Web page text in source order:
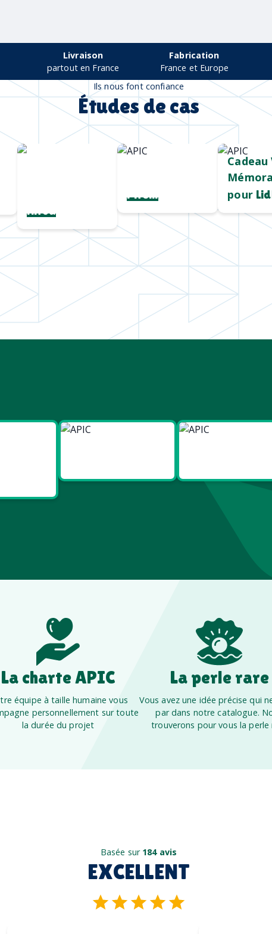
Livraison
partout en France
Fabrication
France et Europe
Ils nous font confiance
Études de cas
Hiroa
Pirelli
Cadeau
pour
La charte APIC
équipe à taille humaine vous
personnellement sur toute
la durée du projet
La perle rare
Vous avez une idée précise qui
par dans notre catalogue.
trouverons pour vous la perle
Basée sur 184 avis
EXCELLENT